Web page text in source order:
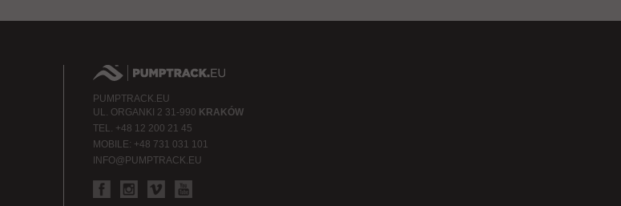
PUMPTRACK.EU
UL. ORGANKI 2 31-990 KRAKÓW
TEL. +48 12 200 21 45
MOBILE: +48 731 031 101
INFO@PUMPTRACK.EU